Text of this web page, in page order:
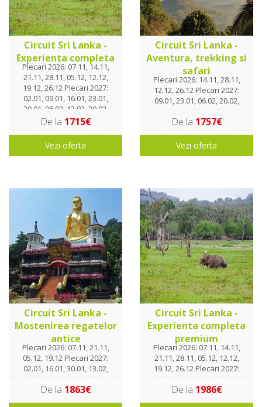
Circuit Sri Lanka -
Experienta completa
Plecari 2026: 07.11, 14.11,
21.11, 28.11, 05.12, 12.12,
19.12, 26.12 Plecari 2027:
02.01, 09.01, 16.01, 23.01,
30.01. 06.02, 13.02, 20.02,
27.02, 06.03, 13.03, 20.03
De la 1715€
Vezi oferta
Circuit Sri Lanka -
Aventura, trekking si
safari
Plecari 2026: 14.11, 28.11,
12.12, 26.12 Plecari 2027:
09.01, 23.01, 06.02, 20.02,
06.03, 20.03
De la 1757€
Vezi oferta
Circuit Sri Lanka -
Mostenirea regatelor
antice
Plecari 2026: 07.11, 21.11,
05.12, 19.12 Plecari 2027:
02.01, 16.01, 30.01, 13.02,
27.02, 13.03
De la 1863€
Circuit Sri Lanka -
Experienta completa
premium
Plecari 2026: 07.11, 14.11,
21.11, 28.11, 05.12, 12.12,
19.12, 26.12 Plecari 2027:
02.01, 09.01, 16.01, 23.01,
30.01. 06.02, 13.02, 20.02,
27.02, 06.03, 13.03, 20.03
De la 1986€